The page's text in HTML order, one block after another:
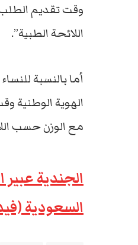
اللائحة الطبية”.
مع الوزن حسب
الجندية
السعودية